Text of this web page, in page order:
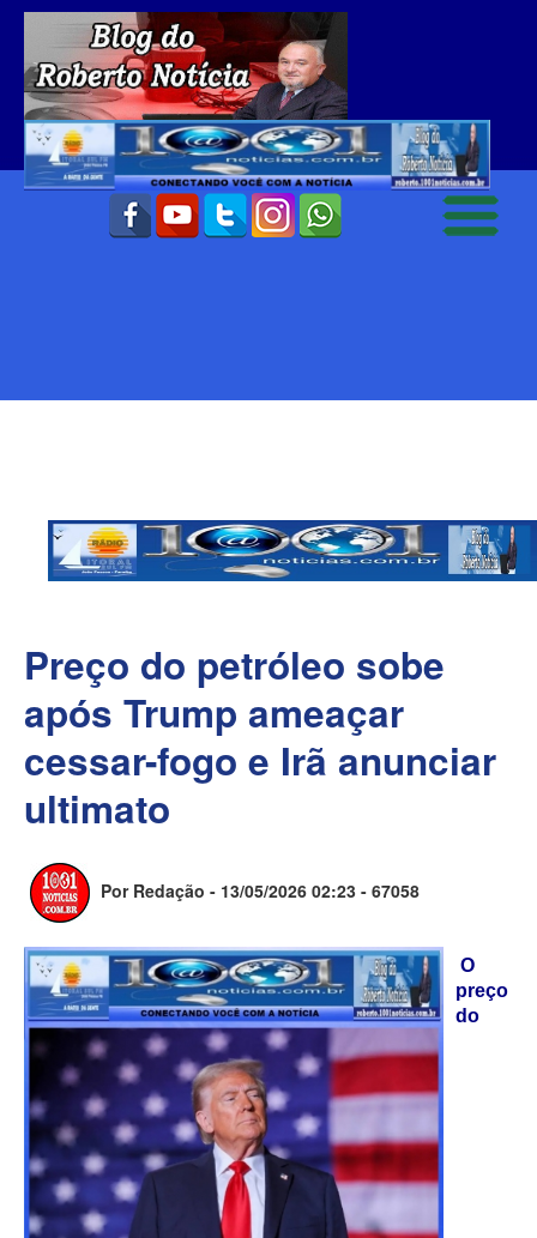
Preço do petróleo sobe
após Trump ameaçar
cessar-fogo e Irã anunciar
ultimato
Por Redação - 13/05/2026 02:23 - 67058
O
preço
do